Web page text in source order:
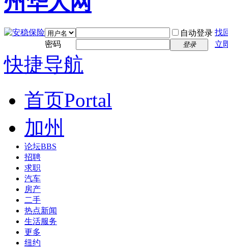
自动登录 找
密码
登录 立
快捷导航
首页Portal
加州
论坛BBS
招聘
求职
汽车
房产
二手
热点新闻
生活服务
更多
纽约